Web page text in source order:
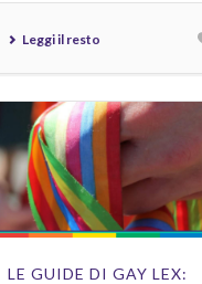
Leggi il resto
LE GUIDE DI GAY LEX: